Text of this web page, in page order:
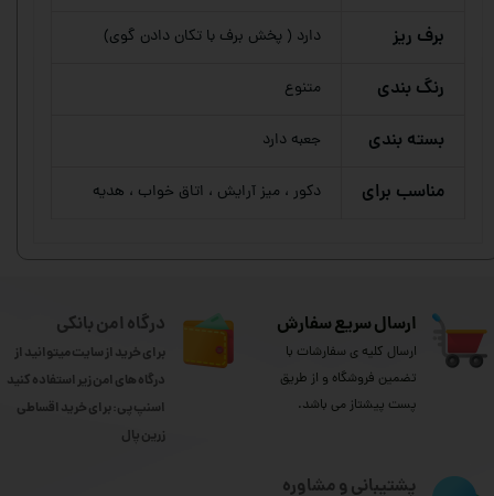
برف ریز دارد ( پخش برف با تکان دادن گوی)
رنگ بندی متنوع
بسته بندی جعبه دارد
مناسب برای دکور ، میز آرایش ، اتاق خواب ، هدیه
ارسال سریع سفارش
ارسال کلیه ی سفارشات با
تضمین فروشگاه و از طریق
پست پیشتاز می باشد.
درگاه امن بانکی
برای خرید از سایت میتوانید از
درگاه های امن زیر استفاده کنید
اسنپ پی: برای خرید اقساطی
​​​​​​​زرین پال
پشتیبانی و مشاوره